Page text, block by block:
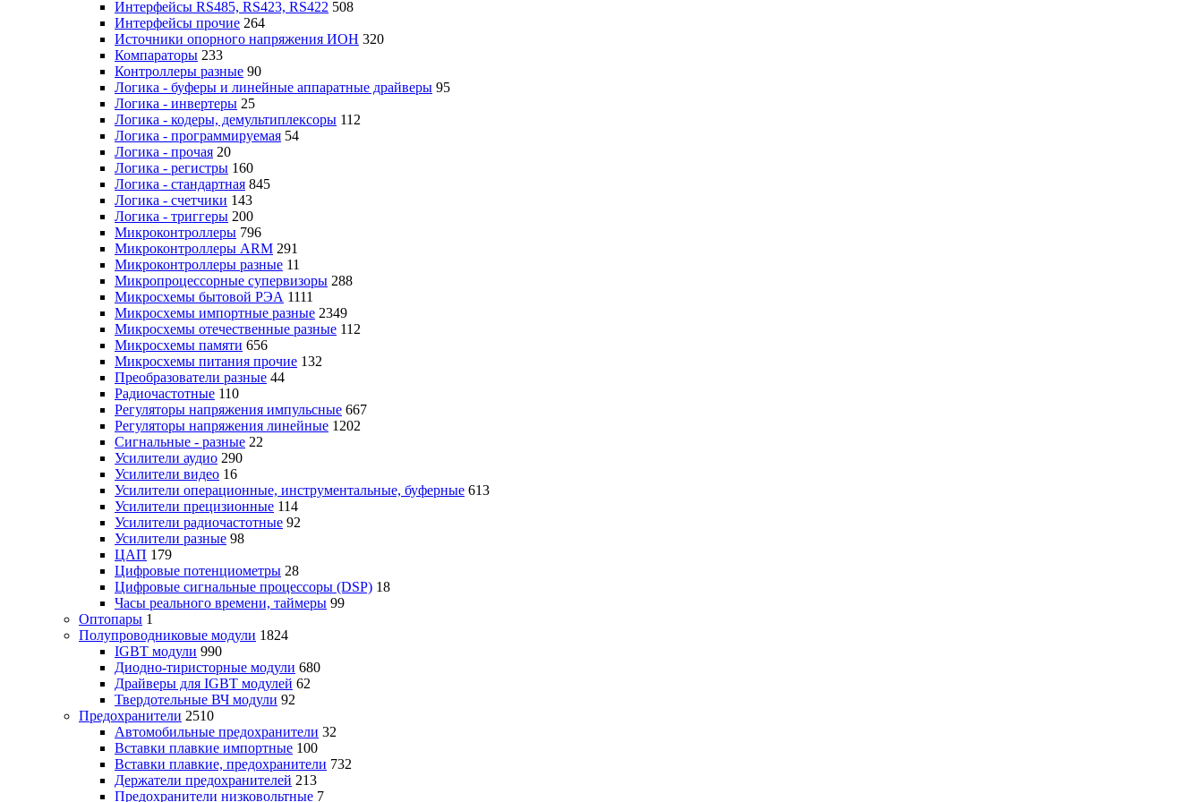
Интерфейсы RS485, RS423, RS422 508
Интерфейсы прочие 264
Источники опорного напряжения ИОН 320
Компараторы 233
Контроллеры разные 90
Логика - буферы и линейные аппаратные драйверы 95
Логика - инвертеры 25
Логика - кодеры, демультиплексоры 112
Логика - программируемая 54
Логика - прочая 20
Логика - регистры 160
Логика - стандартная 845
Логика - счетчики 143
Логика - триггеры 200
Микроконтроллеры 796
Микроконтроллеры ARM 291
Микроконтроллеры разные 11
Микропроцессорные супервизоры 288
Микросхемы бытовой РЭА 1111
Микросхемы импортные разные 2349
Микросхемы отечественные разные 112
Микросхемы памяти 656
Микросхемы питания прочие 132
Преобразователи разные 44
Радиочастотные 110
Регуляторы напряжения импульсные 667
Регуляторы напряжения линейные 1202
Сигнальные - разные 22
Усилители аудио 290
Усилители видео 16
Усилители операционные, инструментальные, буферные 613
Усилители прецизионные 114
Усилители радиочастотные 92
Усилители разные 98
ЦАП 179
Цифровые потенциометры 28
Цифровые сигнальные процессоры (DSP) 18
Часы реального времени, таймеры 99
Оптопары 1
Полупроводниковые модули 1824
IGBT модули 990
Диодно-тиристорные модули 680
Драйверы для IGBT модулей 62
Твердотельные ВЧ модули 92
Предохранители 2510
Автомобильные предохранители 32
Вставки плавкие импортные 100
Вставки плавкие, предохранители 732
Держатели предохранителей 213
Предохранители низковольтные 7